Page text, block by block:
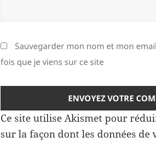
Sauvegarder mon nom et mon
fois que je viens sur ce site
Ce site utilise Akismet pour
sur la façon dont les données